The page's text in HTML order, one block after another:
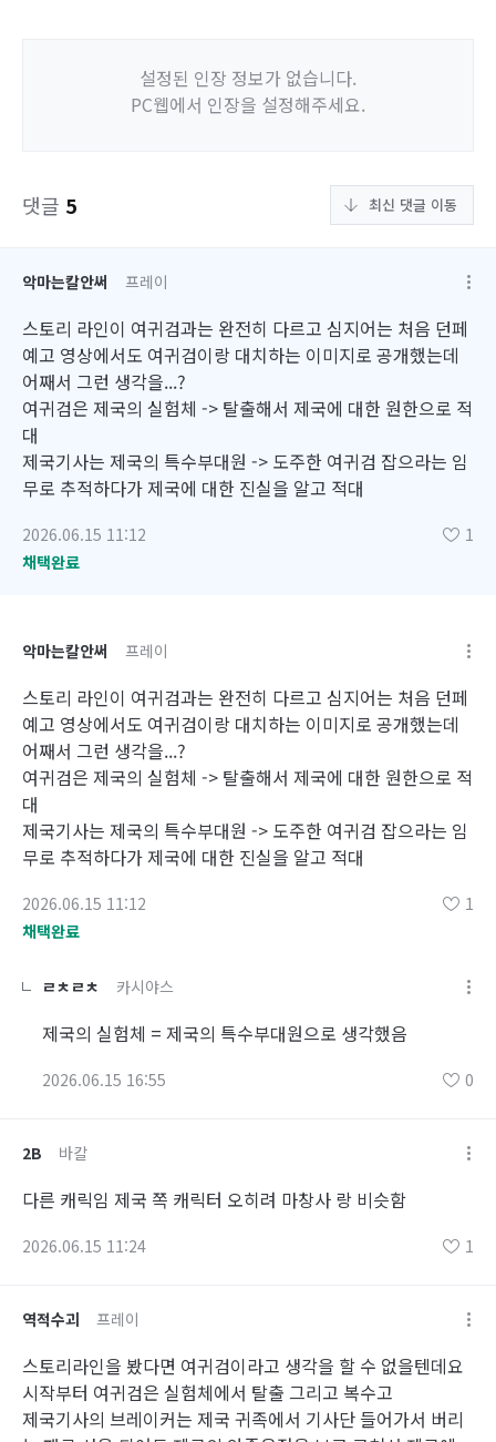
설정된 인장 정보가 없습니다.
PC웹에서 인장을 설정해주세요.
댓글 5 최신 댓글 이동
악마는칼안써 프레이
스토리 라인이 여귀검과는 완전히 다르고 심지어는 처음 던페
예고 영상에서도 여귀검이랑 대치하는 이미지로 공개했는데
어째서 그런 생각을...?
여귀검은 제국의 실험체 -> 탈출해서 제국에 대한 원한으로 적
대
제국기사는 제국의 특수부대원 -> 도주한 여귀검 잡으라는 임
무로 추적하다가 제국에 대한 진실을 알고 적대
2026.06.15 11:12
1
채택완료
악마는칼안써 프레이
스토리 라인이 여귀검과는 완전히 다르고 심지어는 처음 던페
예고 영상에서도 여귀검이랑 대치하는 이미지로 공개했는데
어째서 그런 생각을...?
여귀검은 제국의 실험체 -> 탈출해서 제국에 대한 원한으로 적
대
제국기사는 제국의 특수부대원 -> 도주한 여귀검 잡으라는 임
무로 추적하다가 제국에 대한 진실을 알고 적대
2026.06.15 11:12
1
채택완료
ㄹㅊㄹㅊ 카시야스
제국의 실험체 = 제국의 특수부대원으로 생각했음
2026.06.15 16:55 0
2B 바칼
다른 캐릭임 제국 쪽 캐릭터 오히려 마창사 랑 비슷함
2026.06.15 11:24 1
역적수괴 프레이
스토리라인을 봤다면 여귀검이라고 생각을 할 수 없을텐데요
시작부터 여귀검은 실험체에서 탈출 그리고 복수고
제국기사의 브레이커는 제국 귀족에서 기사단 들어가서 버리